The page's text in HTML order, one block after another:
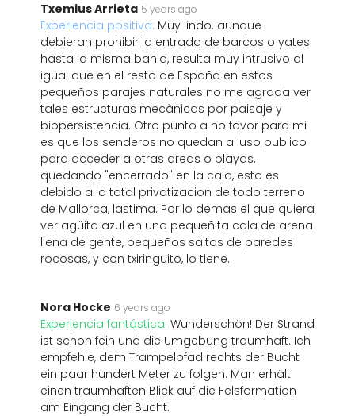
Txemius Arrieta 5 years ago
Experiencia positiva: Muy lindo. aunque
debieran prohibir la entrada de barcos o yates
hasta la misma bahia, resulta muy intrusivo al
igual que en el resto de España en estos
pequeños parajes naturales no me agrada ver
tales estructuras mecànicas por paisaje y
biopersistencia. Otro punto a no favor para mi
es que los senderos no quedan al uso publico
para acceder a otras areas o playas,
quedando "encerrado" en la cala, esto es
debido a la total privatizacion de todo terreno
de Mallorca, lastima. Por lo demas el que quiera
ver agüita azul en una pequeñita cala de arena
llena de gente, pequeños saltos de paredes
rocosas, y con txiringuito, lo tiene.
Nora Hocke 6 years ago
Experiencia fantástica: Wunderschön! Der Strand
ist schön fein und die Umgebung traumhaft. Ich
empfehle, dem Trampelpfad rechts der Bucht
ein paar hundert Meter zu folgen. Man erhält
einen traumhaften Blick auf die Felsformation
am Eingang der Bucht.